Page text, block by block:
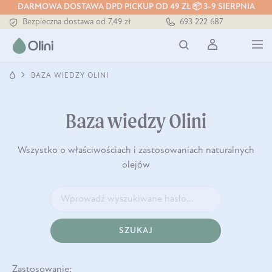
DARMOWA DOSTAWA DPD PICKUP OD 49 ZŁ 📦 3-9 SIERPNIA
Bezpieczna dostawa od 7,49 zł
Darmowa dostawa od 199 zł
Tłoczony zawsze na zimno
693 222 687
BAZA WIEDZY OLINI
Baza wiedzy Olini
Wszystko o właściwościach i zastosowaniach naturalnych
olejów
SZUKAJ
Zastosowanie: